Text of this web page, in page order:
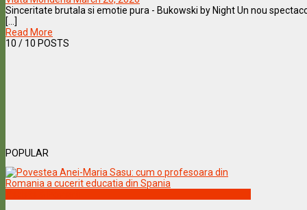
Sinceritate brutala si emotie pura - Bukowski by Night Un nou
[...]
Read More
10 / 10 POSTS
POPULAR